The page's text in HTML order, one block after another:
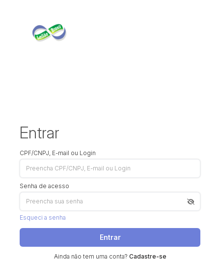
Entrar
CPF/CNPJ, E-mail ou Login
Senha de acesso
Esqueci a senha
Entrar
Ainda não tem uma conta? Cadastre-se